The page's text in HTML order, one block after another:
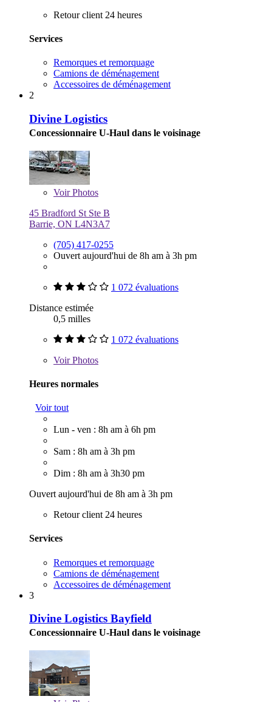
Retour client 24 heures
Services
Remorques et remorquage
Camions de déménagement
Accessoires de déménagement
2
Divine Logistics
Concessionnaire U-Haul dans le voisinage
VoirPhotos
45 Bradford St Ste B
Barrie, ON L4N3A7
(705) 417-0255
Ouvert aujourd'hui de 8h am à 3h pm
1 072 évaluations
Distance estimée
0,5 milles
1 072 évaluations
VoirPhotos
Heures normales
Voir tout
Lun - ven : 8h am à 6h pm
Sam : 8h am à 3h pm
Dim : 8h am à 3h30 pm
Ouvert aujourd'hui de 8h am à 3h pm
Retour client 24 heures
Services
Remorques et remorquage
Camions de déménagement
Accessoires de déménagement
3
Divine Logistics Bayfield
Concessionnaire U-Haul dans le voisinage